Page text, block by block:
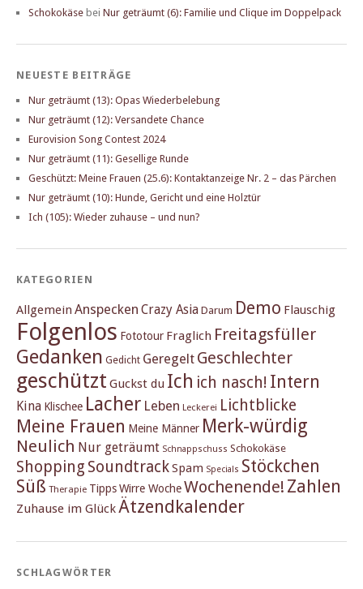
Schokokäse bei Nur geträumt (6): Familie und Clique im Doppelpack
NEUESTE BEITRÄGE
Nur geträumt (13): Opas Wiederbelebung
Nur geträumt (12): Versandete Chance
Eurovision Song Contest 2024
Nur geträumt (11): Gesellige Runde
Geschützt: Meine Frauen (25.6): Kontaktanzeige Nr. 2 – das Pärchen
Nur geträumt (10): Hunde, Gericht und eine Holztür
Ich (105): Wieder zuhause – und nun?
KATEGORIEN
Allgemein Anspecken Crazy Asia Darum Demo Flauschig
Folgenlos Fototour Fraglich Freitagsfüller
Gedanken Gedicht Geregelt Geschlechter
geschützt Guckst du Ich ich nasch! Intern
Kina Klischee Lacher Leben Leckerei Lichtblicke
Meine Frauen Meine Männer Merk-würdig
Neulich Nur geträumt Schnappschuss Schokokäse
Shopping SoundtrackSpam Specials Stöckchen
Süß Therapie TippsWirre WocheWochenende! Zahlen
Zuhause im Glück Ätzendkalender
SCHLAGWÖRTER